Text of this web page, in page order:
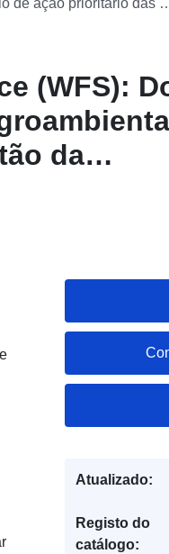
Dataset Direct Download Service (WFS): Domínio de ação prioritário das medidas agroambientais climáticas (MAEC) para a questão da «biodiversidade» relativa ao ecrã verde em Languedoc-Roussillon (2015) Dataset Direct
(WFS):
da
Atualizado:
Registo do
catálogo: